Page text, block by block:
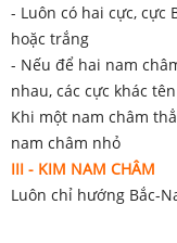
- Luôn có hai cực, cực
hoặc trắng
- Nếu để hai nam
nhau, các cực khác
Khi một nam châm
nam châm nhỏ
III - KIM NAM CHÂM
Luôn chỉ hướng Bắc-